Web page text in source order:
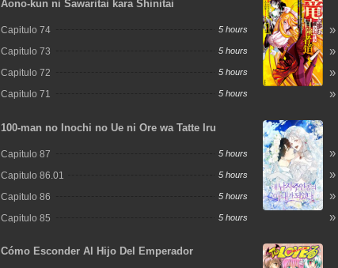
Aono-kun ni Sawaritai kara Shinitai
Capitulo 74 5 hours
Capitulo 73 5 hours
Capitulo 72 5 hours
Capitulo 71 5 hours
100-man no Inochi no Ue ni Ore wa Tatte Iru
Capitulo 87 5 hours
Capitulo 86.01 5 hours
Capitulo 86 5 hours
Capitulo 85 5 hours
Cómo Esconder Al Hijo Del Emperador